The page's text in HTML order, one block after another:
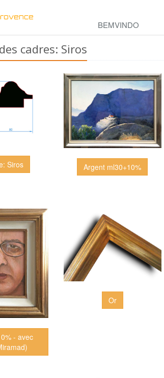
BEMVINDO
cadres: Siros
Siros Argent ml30+10%
- avec
Or